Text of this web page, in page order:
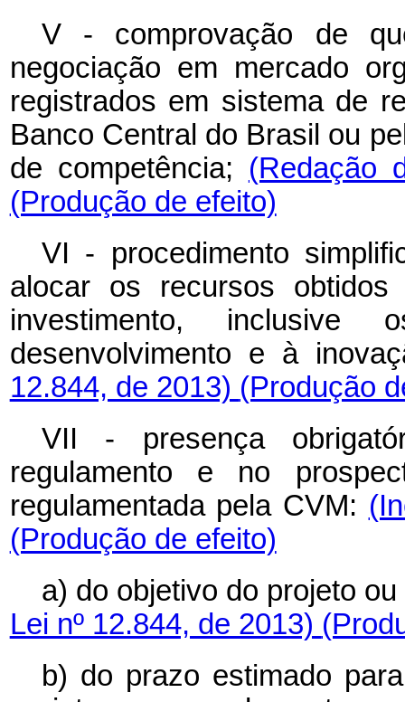
V - comprovação de
negociação em mercado
registrados em sistema de
Banco Central do Brasil ou
de competência; (Redação
(Produção de efeito)
VI - procedimento
alocar os recursos
investimento,
desenvolvimento e à
12.844, de 2013) (Produção
VII - presença
regulamento e no
regulamentada pela CVM:
(Produção de efeito)
a) do objetivo do projeto
Lei nº 12.844, de 2013)
b) do prazo estimado